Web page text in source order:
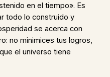
en el tiempo». Es
todo lo construido y
se acerca con
no minimices tus logros,
el universo tiene